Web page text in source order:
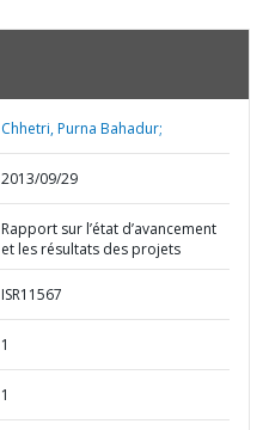
Chhetri, Purna Bahadur;
2013/09/29
Rapport sur l’état d’avancement
et les résultats des projets
ISR11567
1
1